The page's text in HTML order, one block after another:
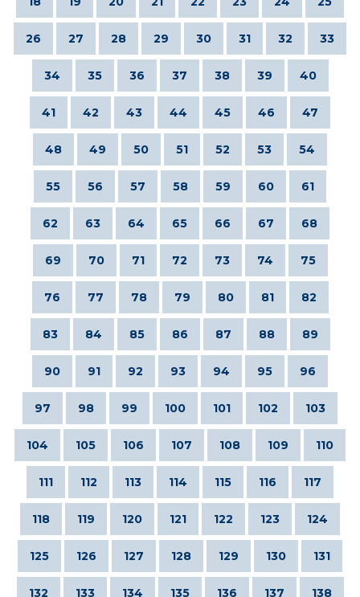
26 27 28 29 30 31 32 33
34 35 36 37 38 39 40
41 42 43 44 45 46 47
48 49 50 51 52 53 54
55 56 57 58 59 60 61
62 63 64 65 66 67 68
69 70 71 72 73 74 75
76 77 78 79 80 81 82
83 84 85 86 87 88 89
90 91 92 93 94 95 96
97 98 99 100 101 102 103
104 105 106 107 108 109 110
111 112 113 114 115 116 117
118 119 120 121 122 123 124
125 126 127 128 129 130 131
132 133 134 135 136 137 138